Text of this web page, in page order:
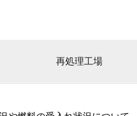
再処理工場